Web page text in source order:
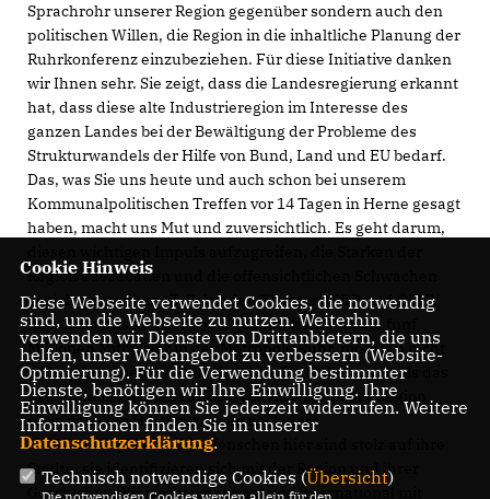
Sprachrohr unserer Region gegenüber sondern auch den
politischen Willen, die Region in die inhaltliche Planung der
Ruhrkonferenz einzubeziehen. Für diese Initiative danken
wir Ihnen sehr. Sie zeigt, dass die Landesregierung erkannt
hat, dass diese alte Industrieregion im Interesse des
ganzen Landes bei der Bewältigung der Probleme des
Strukturwandels der Hilfe von Bund, Land und EU bedarf.
Das, was Sie uns heute und auch schon bei unserem
Kommunalpolitischen Treffen vor 14 Tagen in Herne gesagt
haben, macht uns Mut und zuversichtlich. Es geht darum,
Region auszubauen und die offensichtlichen Schwächen
gezielt anzugehen. Z. B. bei den Themen WDR und ÖPNV
haben Sie uns aus der Seele gesprochen. Wir, die fünf
Millionen Mitbürger in der Metropole Ruhr, möchten nicht
wahrgenommen werden als ewige Bittsteller, nicht als das
Armenhaus unseres Landes. Die Akteure in der Region
erwarten kein Hilfsprogramm nach dem
Gießkannenprinzip. Die Menschen hier sind stolz auf ihre
Städte, sie identifizieren sich mit der Region und ihrer
Geschichte. Wir werben national und international mit
Cookie Hinweis
Diese Webseite verwendet Cookies, die notwendig
sind, um die Webseite zu nutzen. Weiterhin
verwenden wir Dienste von Drittanbietern, die uns
helfen, unser Webangebot zu verbessern (Website-
Optmierung). Für die Verwendung bestimmter
Dienste, benötigen wir Ihre Einwilligung. Ihre
Einwilligung können Sie jederzeit widerrufen. Weitere
Informationen finden Sie in unserer
Datenschutzerklärung.
Technisch notwendige Cookies (Übersicht)